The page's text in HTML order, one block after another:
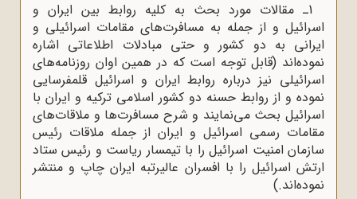
1ـ مقالات مورد بحث به کلیه روابط بین ایران و
اسرائیل و از جمله به مسافرت‌های مقامات اسرائیلی و
ایرانی به دو کشور و حتی مبادلات اطلاعاتی اشاره
نموده‌اند (قابل توجه است که در همین اوان روزنامه‌های
اسرائیلی نیز درباره روابط ایران و اسرائیل قلمفرسایی
نموده و از روابط حسنه دو کشور اسلامی ترکیه و ایران با
اسرائیل بحث می‌نمایند و شرح مسافرت‌ها و ملاقات‌های
مقامات رسمی اسرائیل و ایران از جمله ملاقات رئیس
سازمان امنیت اسرائیل را با تیمسار ریاست و رئیس ستاد
ارتش اسرائیل را با افسران عالیرتبه ایران چاپ و منتشر
نموده‌اند.)